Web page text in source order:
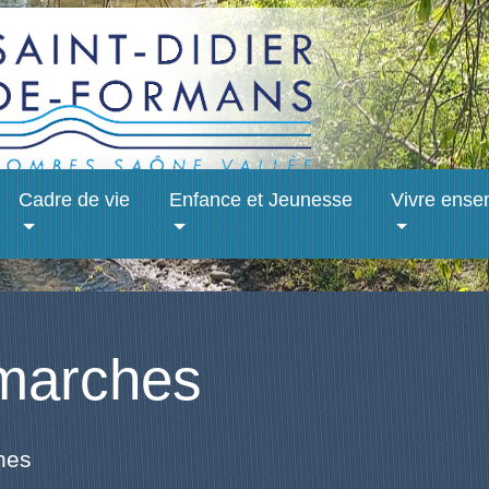
Cadre de vie Enfance et Jeunesse Vivre